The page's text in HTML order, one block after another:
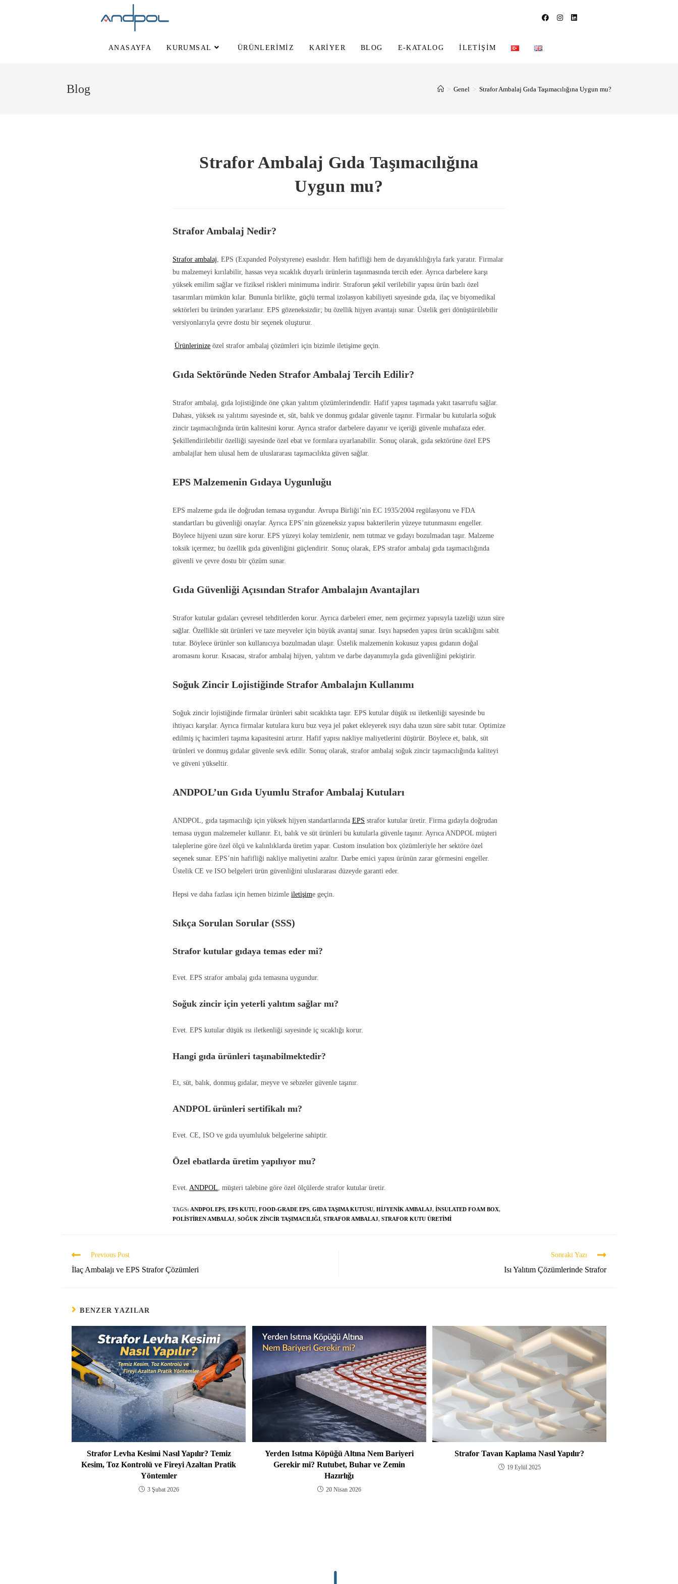
ANASAYFA KURUMSAL ÜRÜNLERIMIZ KARIYER BLOG E-KATALOG İLETIŞIM
Blog > Genel > Strafor Ambalaj Gıda Taşımacılığına Uygun mu?
Strafor Ambalaj Gıda Taşımacılığına
Uygun mu?
Strafor Ambalaj Nedir?
Strafor ambalaj, EPS (Expanded Polystyrene) esaslıdır. Hem hafifliği hem de dayanıklılığıyla fark yaratır. Firmalar
bu malzemeyi kırılabilir, hassas veya sıcaklık duyarlı ürünlerin taşınmasında tercih eder. Ayrıca darbelere karşı
yüksek emilim sağlar ve fiziksel riskleri minimuma indirir. Straforun şekil verilebilir yapısı ürün bazlı özel
tasarımları mümkün kılar. Bununla birlikte, güçlü termal izolasyon kabiliyeti sayesinde gıda, ilaç ve biyomedikal
sektörleri bu üründen yararlanır. EPS gözeneksizdir; bu özellik hijyen avantajı sunar. Üstelik geri dönüştürülebilir
versiyonlarıyla çevre dostu bir seçenek oluşturur.
Ürünlerinize özel strafor ambalaj çözümleri için bizimle iletişime geçin.
Gıda Sektöründe Neden Strafor Ambalaj Tercih Edilir?
Strafor ambalaj, gıda lojistiğinde öne çıkan yalıtım çözümlerindendir. Hafif yapısı taşımada yakıt tasarrufu sağlar.
Dahası, yüksek ısı yalıtımı sayesinde et, süt, balık ve donmuş gıdalar güvenle taşınır. Firmalar bu kutularla soğuk
zincir taşımacılığında ürün kalitesini korur. Ayrıca strafor darbelere dayanır ve içeriği güvenle muhafaza eder.
Şekillendirilebilir özelliği sayesinde özel ebat ve formlara uyarlanabilir. Sonuç olarak, gıda sektörüne özel EPS
ambalajlar hem ulusal hem de uluslararası taşımacılıkta güven sağlar.
EPS Malzemenin Gıdaya Uygunluğu
EPS malzeme gıda ile doğrudan temasa uygundur. Avrupa Birliği’nin EC 1935/2004 regülasyonu ve FDA
standartları bu güvenliği onaylar. Ayrıca EPS’nin gözeneksiz yapısı bakterilerin yüzeye tutunmasını engeller.
Böylece hijyeni uzun süre korur. EPS yüzeyi kolay temizlenir, nem tutmaz ve gıdayı bozulmadan taşır. Malzeme
toksik içermez; bu özellik gıda güvenliğini güçlendirir. Sonuç olarak, EPS strafor ambalaj gıda taşımacılığında
güvenli ve çevre dostu bir çözüm sunar.
Gıda Güvenliği Açısından Strafor Ambalajın Avantajları
Strafor kutular gıdaları çevresel tehditlerden korur. Ayrıca darbeleri emer, nem geçirmez yapısıyla tazeliği uzun süre
sağlar. Özellikle süt ürünleri ve taze meyveler için büyük avantaj sunar. Isıyı hapseden yapısı ürün sıcaklığını sabit
tutar. Böylece ürünler son kullanıcıya bozulmadan ulaşır. Üstelik malzemenin kokusuz yapısı gıdanın doğal
aromasını korur. Kısacası, strafor ambalaj hijyen, yalıtım ve darbe dayanımıyla gıda güvenliğini pekiştirir.
Soğuk Zincir Lojistiğinde Strafor Ambalajın Kullanımı
Soğuk zincir lojistiğinde firmalar ürünleri sabit sıcaklıkta taşır. EPS kutular düşük ısı iletkenliği sayesinde bu
ihtiyacı karşılar. Ayrıca firmalar kutulara kuru buz veya jel paket ekleyerek ısıyı daha uzun süre sabit tutar. Optimize
edilmiş iç hacimleri taşıma kapasitesini artırır. Hafif yapısı nakliye maliyetlerini düşürür. Böylece et, balık, süt
ürünleri ve donmuş gıdalar güvenle sevk edilir. Sonuç olarak, strafor ambalaj soğuk zincir taşımacılığında kaliteyi
ve güveni yükseltir.
ANDPOL’un Gıda Uyumlu Strafor Ambalaj Kutuları
ANDPOL, gıda taşımacılığı için yüksek hijyen standartlarında EPS strafor kutular üretir. Firma gıdayla doğrudan
temasa uygun malzemeler kullanır. Et, balık ve süt ürünleri bu kutularla güvenle taşınır. Ayrıca ANDPOL müşteri
taleplerine göre özel ölçü ve kalınlıklarda üretim yapar. Custom insulation box çözümleriyle her sektöre özel
seçenek sunar. EPS’nin hafifliği nakliye maliyetini azaltır. Darbe emici yapısı ürünün zarar görmesini engeller.
Üstelik CE ve ISO belgeleri ürün güvenliğini uluslararası düzeyde garanti eder.
Hepsi ve daha fazlası için hemen bizimle iletişime geçin.
Sıkça Sorulan Sorular (SSS)
Strafor kutular gıdaya temas eder mi?
Evet. EPS strafor ambalaj gıda temasına uygundur.
Soğuk zincir için yeterli yalıtım sağlar mı?
Evet. EPS kutular düşük ısı iletkenliği sayesinde iç sıcaklığı korur.
Hangi gıda ürünleri taşınabilmektedir?
Et, süt, balık, donmuş gıdalar, meyve ve sebzeler güvenle taşınır.
ANDPOL ürünleri sertifikalı mı?
Evet. CE, ISO ve gıda uyumluluk belgelerine sahiptir.
Özel ebatlarda üretim yapılıyor mu?
Evet. ANDPOL, müşteri talebine göre özel ölçülerde strafor kutular üretir.
TAGS: ANDPOL EPS, EPS KUTU, FOOD-GRADE EPS, GIDA TAŞIMA KUTUSU, HIJYENIK AMBALAJ, INSULATED FOAM BOX,
POLISTIREN AMBALAJ, SOĞUK ZINCIR TAŞIMACILIĞI, STRAFOR AMBALAJ, STRAFOR KUTU ÜRETIMI
Previous Post
İlaç Ambalajı ve EPS Strafor Çözümleri
Sonraki Yazı
Isı Yalıtım Çözümlerinde Strafor
BENZER YAZILAR
Strafor Levha Kesimi Nasıl Yapılır? Temiz
Kesim, Toz Kontrolü ve Fireyi Azaltan Pratik
Yöntemler
3 Şubat 2026
Yerden Isıtma Köpüğü Altına Nem Bariyeri
Gerekir mi? Rutubet, Buhar ve Zemin
Hazırlığı
20 Nisan 2026
Strafor Tavan Kaplama Nasıl Yapılır?
19 Eylül 2025